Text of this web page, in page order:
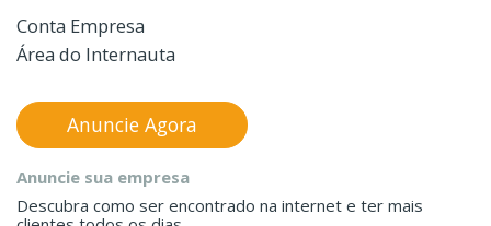
Conta Empresa
Área do Internauta
Anuncie sua empresa
Descubra como ser encontrado na internet e ter mais
Anuncie Agora